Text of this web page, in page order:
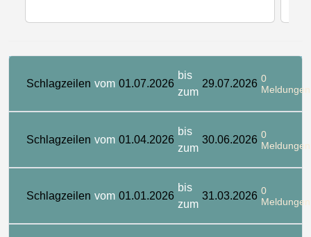
Schlagzeilen vom 01.07.2026
bis
zum
29.07.2026 0
Meldungen
Schlagzeilen vom 01.04.2026
bis
zum
30.06.2026 0
Meldungen
Schlagzeilen vom 01.01.2026
bis
zum
31.03.2026 0
Meldungen